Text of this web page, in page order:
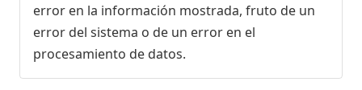
error en la información mostrada, fruto de un
error del sistema o de un error en el
procesamiento de datos.